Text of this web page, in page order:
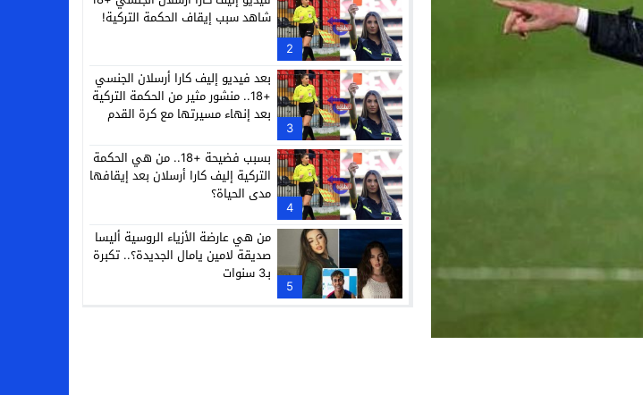
2
شاهد سبب إيقاف الحكمة التركية!
3
بعد فيديو إليف كارا أرسلان الجنسي
+18.. منشور مثير من الحكمة التركية
بعد إنهاء مسيرتها مع كرة القدم
4
بسبب فضيحة +18.. من هي الحكمة
التركية إليف كارا أرسلان بعد إيقافها
مدى الحياة؟
5
من هي عارضة الأزياء الروسية أليسا
صديقة لامين يامال الجديدة؟.. تكبرة
بـ3 سنوات